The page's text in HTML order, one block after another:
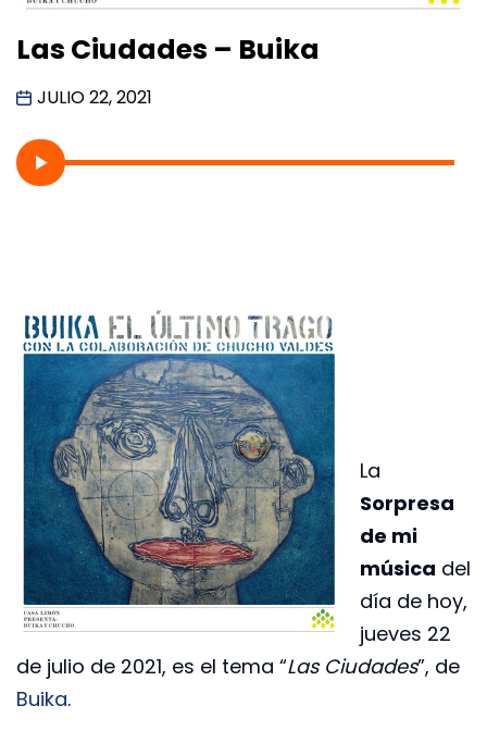
Las Ciudades – Buika
JULIO 22, 2021
La
Sorpresa
de mi
música del
día de hoy,
jueves 22
de julio de 2021, es el tema “Las Ciudades”, de
Buika.